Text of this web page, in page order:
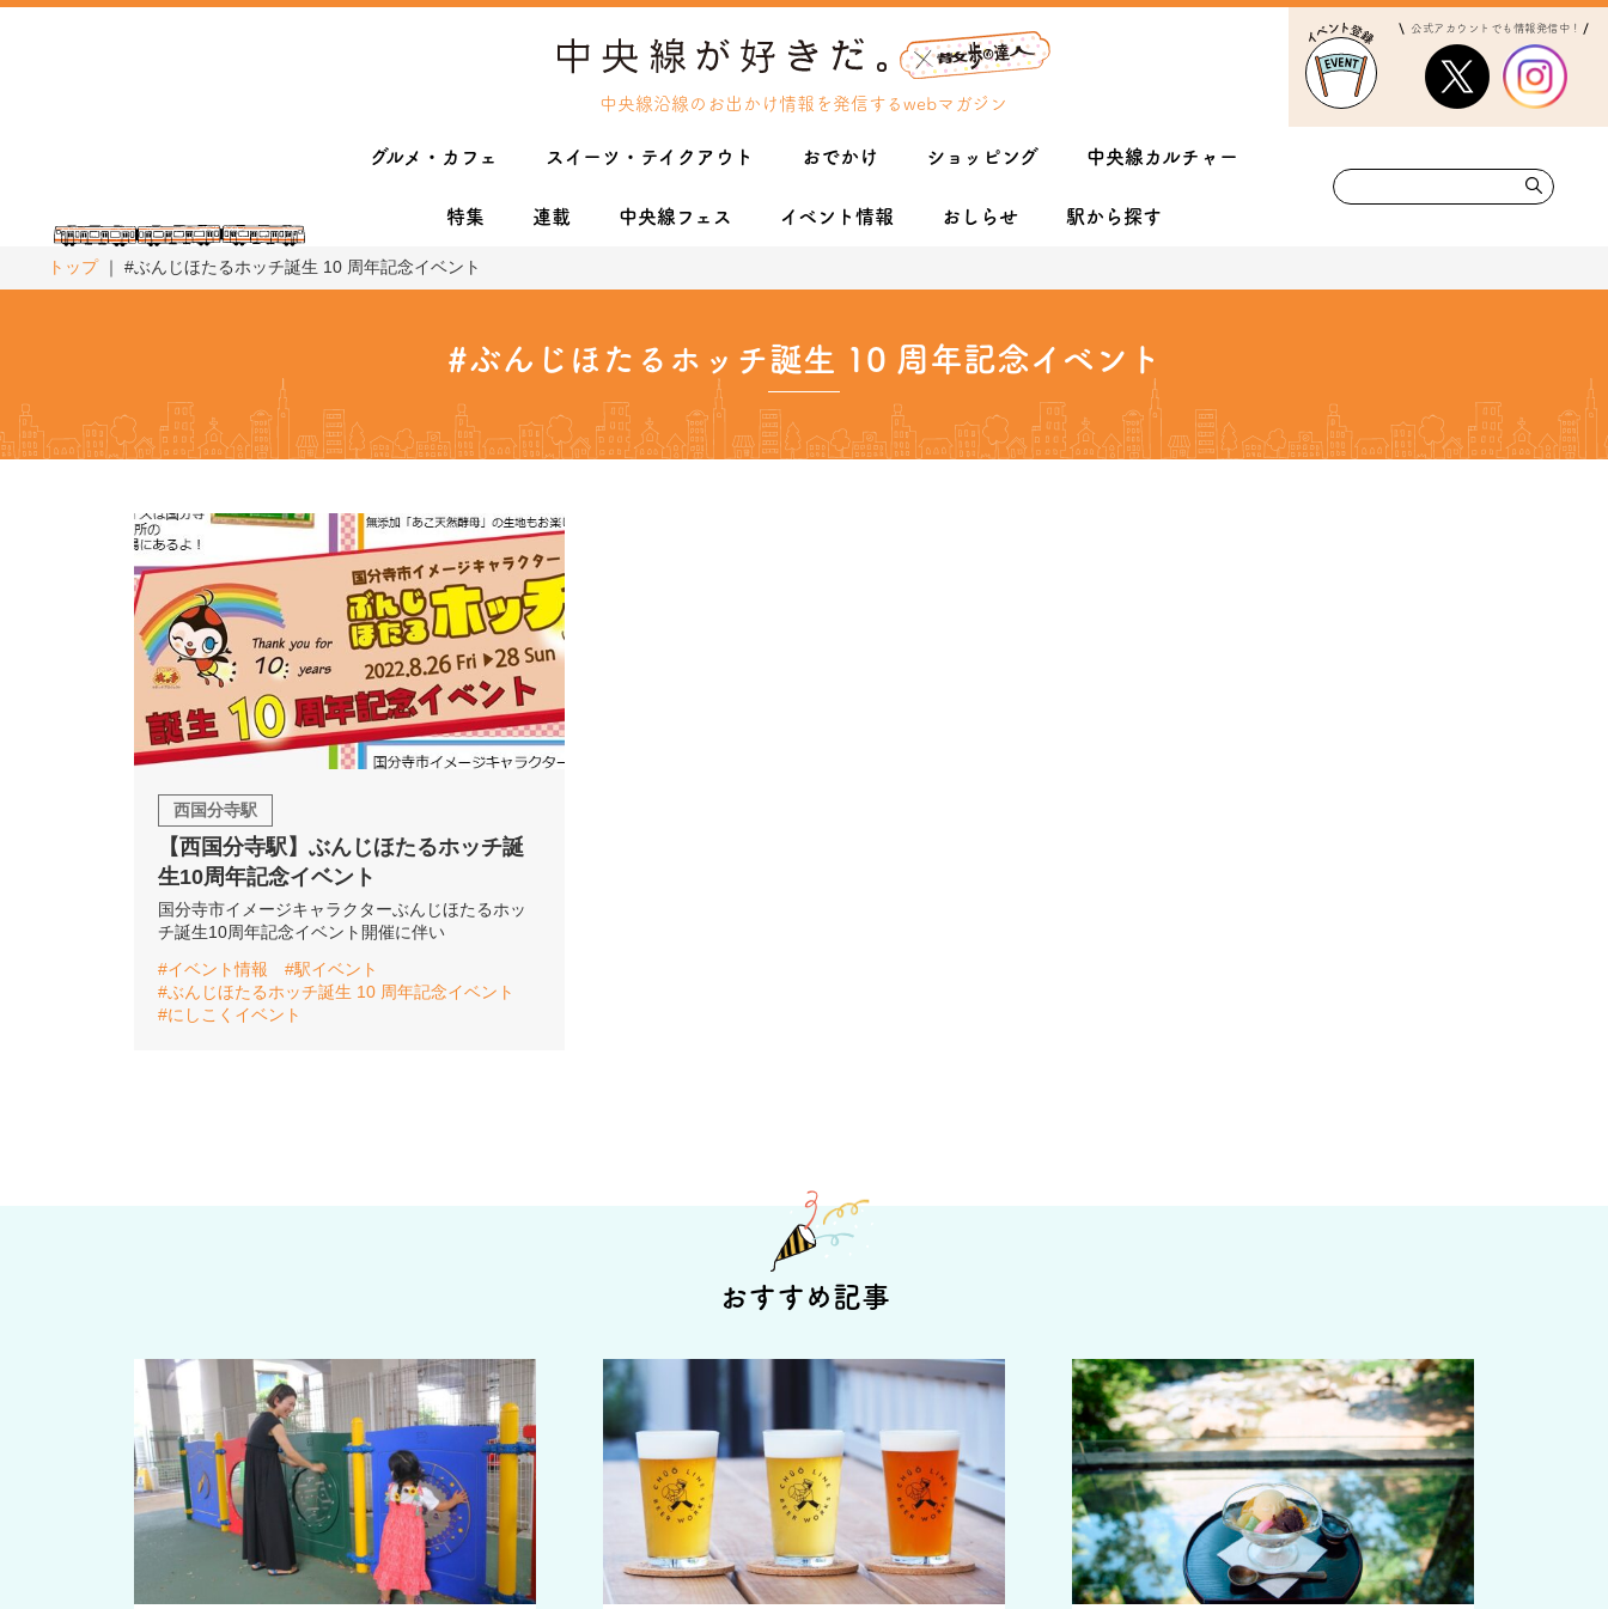
中央線沿線のお出かけ情報を発信するwebマガジン
公式アカウントでも情報発信中！
グルメ・カフェ スイーツ・テイクアウト おでかけ ショッピング 中央線カルチャー
特集 連載 中央線フェス イベント情報 おしらせ 駅から探す
トップ #ぶんじほたるホッチ誕生 10 周年記念イベント
#ぶんじほたるホッチ誕生 10 周年記念イベント
西国分寺駅
【西国分寺駅】ぶんじほたるホッチ誕
生10周年記念イベント
国分寺市イメージキャラクターぶんじほたるホッ
チ誕生10周年記念イベント開催に伴い
#イベント情報
#駅イベント
#ぶんじほたるホッチ誕生 10 周年記念イベント
#にしこくイベント
おすすめ記事